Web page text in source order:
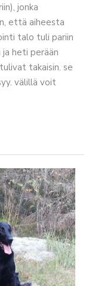
jonka
että aiheesta
talo tuli pariin
heti perään
takaisin. se
välillä voit